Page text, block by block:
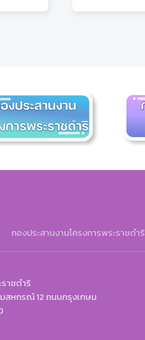
กองประสานงานโครงการพระราชดำริ
าชดำริ
สหกรณ์ 12 ถนนกรุงเกษม